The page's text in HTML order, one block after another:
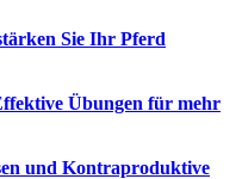
Sie Ihr Pferd
Übungen für mehr
und Kontraproduktive